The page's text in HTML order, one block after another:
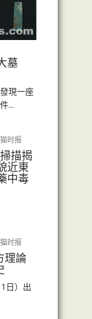
墓
現一座
...
时报
描揭
近東
中毒
时报
理論
1日）出